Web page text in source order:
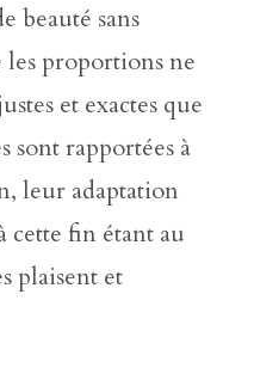
beauté sans
proportions ne
et exactes que
sont rapportées à
leur adaptation
cette fin étant au
plaisent et